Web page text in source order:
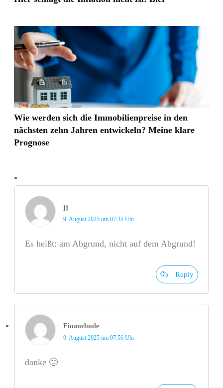
Wie werden sich die Immobilienpreise in den
nächsten zehn Jahren entwickeln? Meine klare
Prognose
jj
9. August 2025 um 07:35 Uhr
Es heißt: am Abgrund, nicht auf dem Abgrund!
Reply
Finanzbude
9. August 2025 um 07:56 Uhr
danke 🙂